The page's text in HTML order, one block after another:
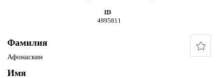
ID
4995811
Фамилия
Афонаскин
Имя